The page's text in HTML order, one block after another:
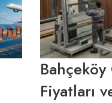
Bahçeköy
Fiyatları